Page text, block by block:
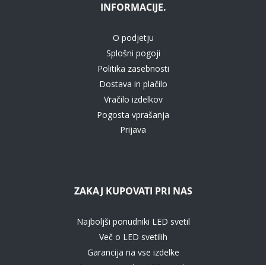
INFORMACIJE.
O podjetju
Splošni pogoji
Politika zasebnosti
Dostava in plačilo
Vračilo izdelkov
Pogosta vprašanja
Prijava
ZAKAJ KUPOVATI PRI NAS
Najboljši ponudniki LED svetil
Več o LED svetilih
Garancija na vse izdelke